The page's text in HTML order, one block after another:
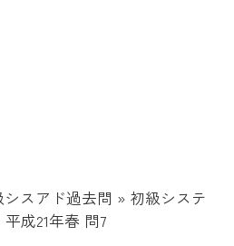
シスアド過去問 »初級システ
成21年春 問7